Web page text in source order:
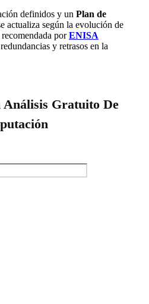
definidos y un Plan de
actualiza según la evolución de
porENISA
y retrasos en la
Análisis Gratuito De